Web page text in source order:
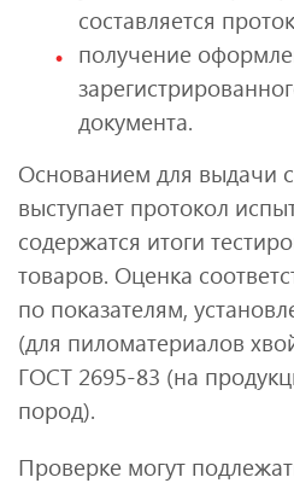
составляется
получение
документа.
Основанием для выдачи
выступает протокол
содержатся итоги
товаров. Оценка
по показателям,
(для пиломатериалов
ГОСТ 2695-83 (на
пород).
Проверке могут